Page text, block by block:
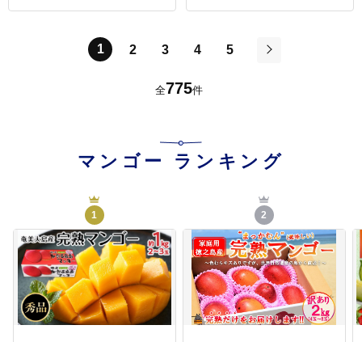
青果 農産物 贈答
1 2 3 4
5
全775件
マンゴー ランキング
1 2